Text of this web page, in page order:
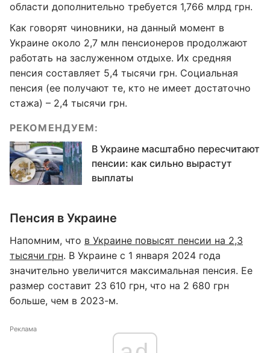
области дополнительно требуется 1,766 млрд грн.
Как говорят чиновники, на данный момент в
Украине около 2,7 млн пенсионеров продолжают
работать на заслуженном отдыхе. Их средняя
пенсия составляет 5,4 тысячи грн. Социальная
пенсия (ее получают те, кто не имеет достаточно
стажа) – 2,4 тысячи грн.
РЕКОМЕНДУЕМ:
В Украине масштабно пересчитают
пенсии: как сильно вырастут
выплаты
Пенсия в Украине
Напомним, что в Украине повысят пенсии на 2,3
тысячи грн. В Украине с 1 января 2024 года
значительно увеличится максимальная пенсия. Ее
размер составит 23 610 грн, что на 2 680 грн
больше, чем в 2023-м.
Реклама